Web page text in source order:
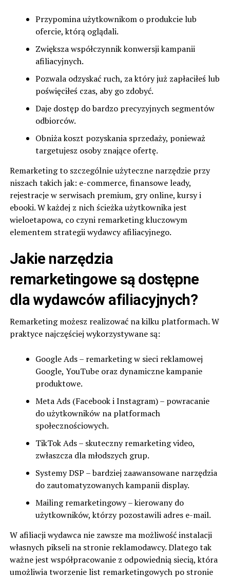
Przypomina użytkownikom o produkcie lub
ofercie, którą oglądali.
Zwiększa współczynnik konwersji kampanii
afiliacyjnych.
Pozwala odzyskać ruch, za który już zapłaciłeś lub
poświęciłeś czas, aby go zdobyć.
Daje dostęp do bardzo precyzyjnych segmentów
odbiorców.
Obniża koszt pozyskania sprzedaży, ponieważ
targetujesz osoby znające ofertę.
Remarketing to szczególnie użyteczne narzędzie przy
niszach takich jak: e-commerce, finansowe leady,
rejestracje w serwisach premium, gry online, kursy i
ebooki. W każdej z nich ścieżka użytkownika jest
wieloetapowa, co czyni remarketing kluczowym
elementem strategii wydawcy afiliacyjnego.
Jakie narzędzia
remarketingowe są dostępne
dla wydawców afiliacyjnych?
Remarketing możesz realizować na kilku platformach. W
praktyce najczęściej wykorzystywane są:
Google Ads – remarketing w sieci reklamowej
Google, YouTube oraz dynamiczne kampanie
produktowe.
Meta Ads (Facebook i Instagram) – powracanie
do użytkowników na platformach
społecznościowych.
TikTok Ads – skuteczny remarketing video,
zwłaszcza dla młodszych grup.
Systemy DSP – bardziej zaawansowane narzędzia
do zautomatyzowanych kampanii display.
Mailing remarketingowy – kierowany do
użytkowników, którzy pozostawili adres e-mail.
W afiliacji wydawca nie zawsze ma możliwość instalacji
własnych pikseli na stronie reklamodawcy. Dlatego tak
ważne jest współpracowanie z odpowiednią siecią, która
umożliwia tworzenie list remarketingowych po stronie